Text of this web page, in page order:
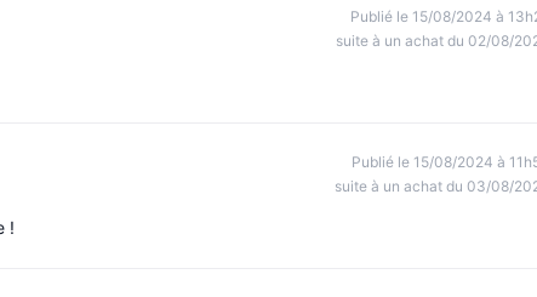
Publié le 15/08/2024 à
suite à un achat du 02/08/
Publié le 15/08/2024 à
suite à un achat du 03/08/
!